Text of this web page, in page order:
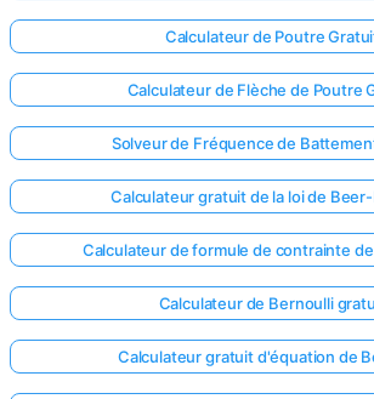
Calculateur de Poutre
Calculateur de Flèche de Poutre
Solveur de Fréquence de
Calculateur gratuit de la loi de
Calculateur de formule de contrainte
Calculateur de Bernoulli
Calculateur gratuit d'équation de